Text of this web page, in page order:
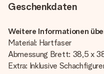
Geschenkdaten
Weitere Informationen
Material: Hartfaser
Abmessung Brett: 38,5 x
Extra: Inklusive